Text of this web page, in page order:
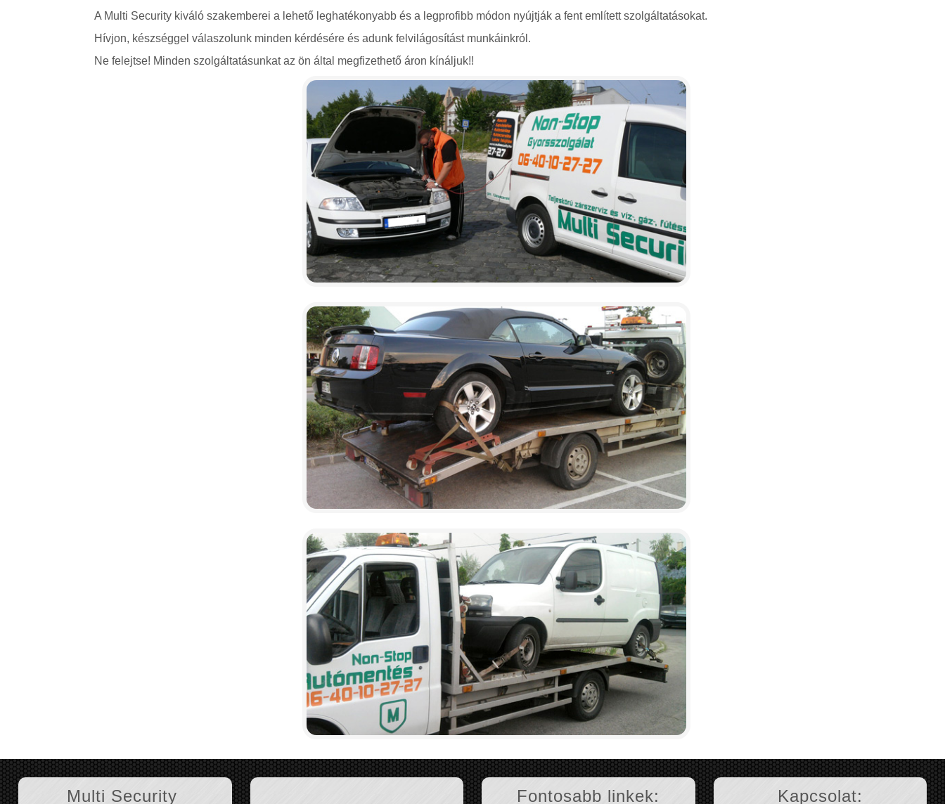
A Multi Security kiváló szakemberei a lehető leghatékonyabb és a legprofibb módon nyújtják a fent említett szolgáltatásokat.
Hívjon, készséggel válaszolunk minden kérdésére és adunk felvilágosítást munkáinkról.
Ne felejtse! Minden szolgáltatásunkat az ön által megfizethető áron kínáljuk!!
Multi Security Fontosabb linkek: Kapcsolat: